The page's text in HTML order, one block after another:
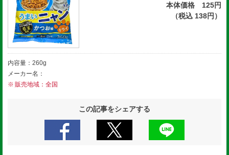
本体価格 125円
（税込 138円）
内容量：260g
メーカー名：
販売地域：全国
この記事をシェアする